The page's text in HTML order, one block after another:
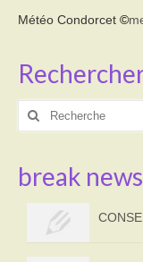
Météo Condorcet ©
Rechercher
break news